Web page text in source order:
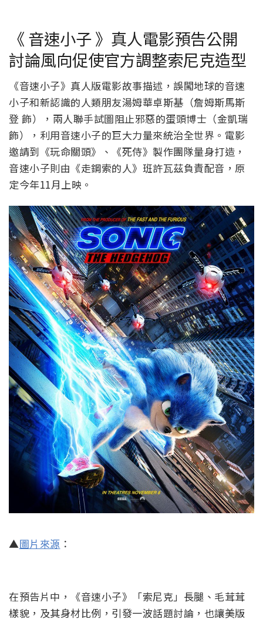
登 飾），兩人聯手試圖阻止邪惡的蛋頭博士（金凱瑞
飾），利用音速小子的巨大力量來統治全世界。電影
邀請到《玩命關頭》、《死侍》製作團隊量身打造，
音速小子則由《走鋼索的人》班許瓦茲負責配音，原
定今年11月上映。
▲圖片來源：
在預告片中，《音速小子》「索尼克」長腿、毛茸茸
預告片的負面評價來到48萬，遠遠超過按讚的數量：